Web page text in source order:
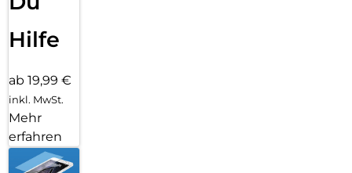
Hilfe
ab 19,99 €
inkl. MwSt.
Mehr
erfahren